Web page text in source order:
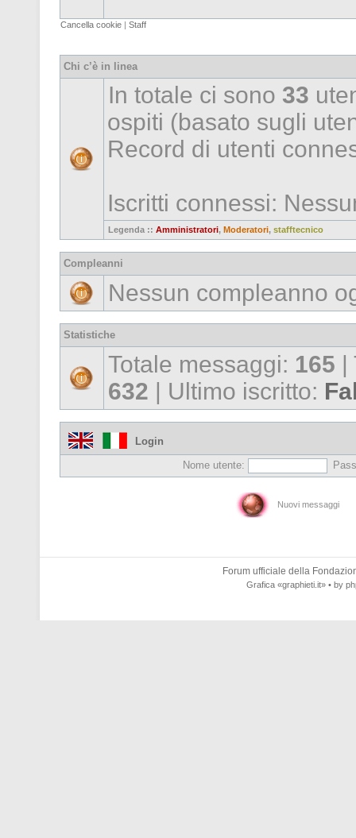
Cancella cookie | Staff
Chi c’è in linea
In totale ci sono 33
ospiti (basato sugli
Record di utenti
Iscritti connessi:
Legenda :: Amministratori, Moderatori, stafftecnico
Compleanni
Nessun compleanno
Statistiche
Totale messaggi: 165 |
632 | Ultimo iscritto:
Login
Nome utente:
Nuovi messaggi
Forum ufficiale della
Grafica «graphieti.it» • by